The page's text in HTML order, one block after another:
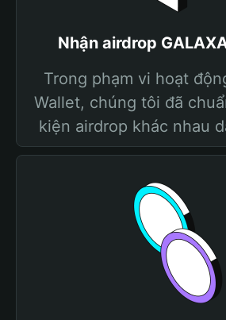
Nhận airdrop
Trong phạm vi hoạt
Wallet, chúng tôi đã
kiện airdrop khác nhau